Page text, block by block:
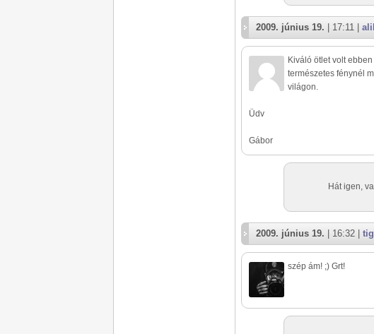
2009. június 19. | 17:11 |
Kiváló ötlet volt
természetes fénynél
világon.
Üdv
Gábor
Hát igen,
2009. június 19. | 16:32 |
szép ám! ;) Grt!